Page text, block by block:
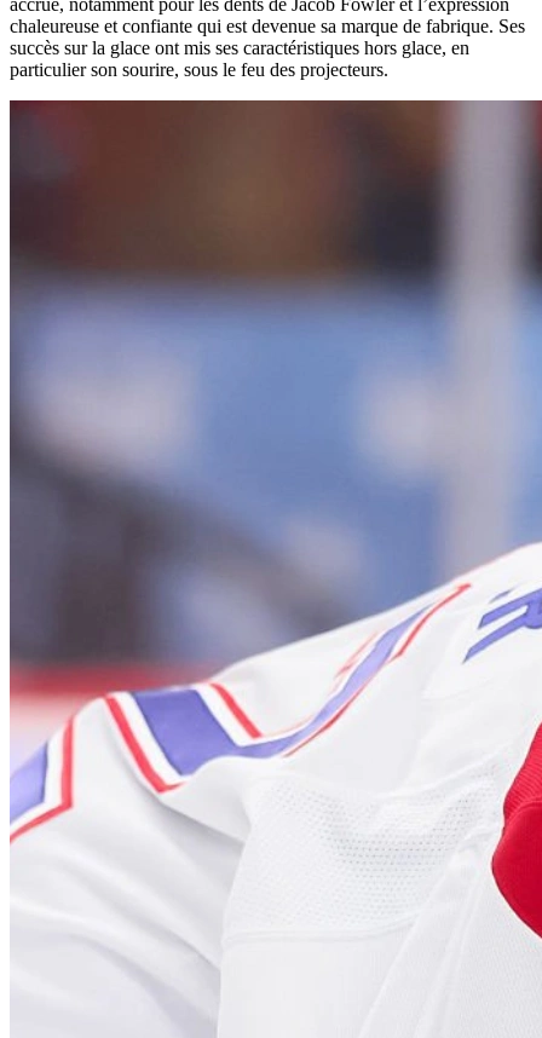
chaleureuse et confiante qui est devenue sa marque de fabrique. Ses
succès sur la glace ont mis ses caractéristiques hors glace, en
particulier son sourire, sous le feu des projecteurs.